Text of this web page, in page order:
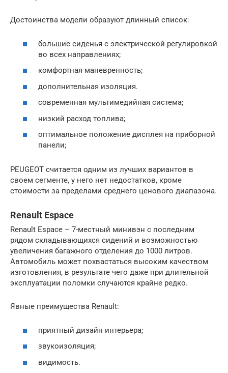
Достоинства модели образуют длинный список:
большие сиденья с электрической регулировкой
во всех направлениях;
комфортная маневренность;
дополнительная изоляция.
современная мультимедийная система;
низкий расход топлива;
оптимальное положение дисплея на приборной
панели;
PEUGEOT считается одним из лучших вариантов в
своем сегменте, у него нет недостатков, кроме
стоимости за пределами среднего ценового диапазона.
Renault Espace
Renault Espace – 7-местный минивэн с последним
рядом складывающихся сидений и возможностью
увеличения багажного отделения до 1000 литров.
Автомобиль может похвастаться высоким качеством
изготовления, в результате чего даже при длительной
эксплуатации поломки случаются крайне редко.
Явные преимущества Renault:
приятный дизайн интерьера;
звукоизоляция;
видимость.